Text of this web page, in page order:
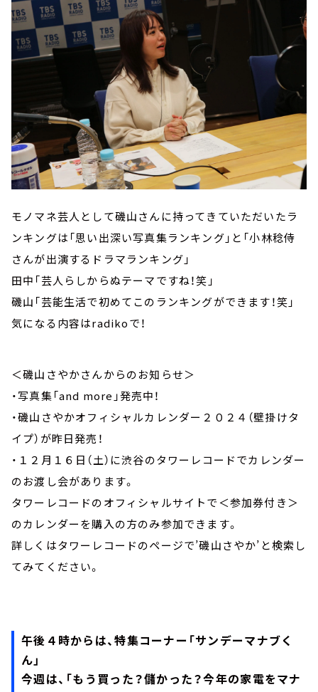
モノマネ芸人として磯山さんに持ってきていただいたラ
ンキングは「思い出深い写真集ランキング」と「小林稔侍
さんが出演するドラマランキング」
田中「芸人らしからぬテーマですね！笑」
磯山「芸能生活で初めてこのランキングができます！笑」
気になる内容はradikoで！
＜磯山さやかさんからのお知らせ＞
・写真集「and more」発売中！
・磯山さやかオフィシャルカレンダー２０２４（壁掛けタ
イプ）が昨日発売！
・１２月１６日（土）に渋谷のタワーレコードでカレンダー
のお渡し会があります。
タワーレコードのオフィシャルサイトで＜参加券付き＞
のカレンダーを購入の方のみ参加できます。
詳しくはタワーレコードのページで’磯山さやか’と検索し
てみてください。
午後４時からは、特集コーナー「サンデーマナブく
ん」
今週は、「もう買った？儲かった？今年の家電をマナ